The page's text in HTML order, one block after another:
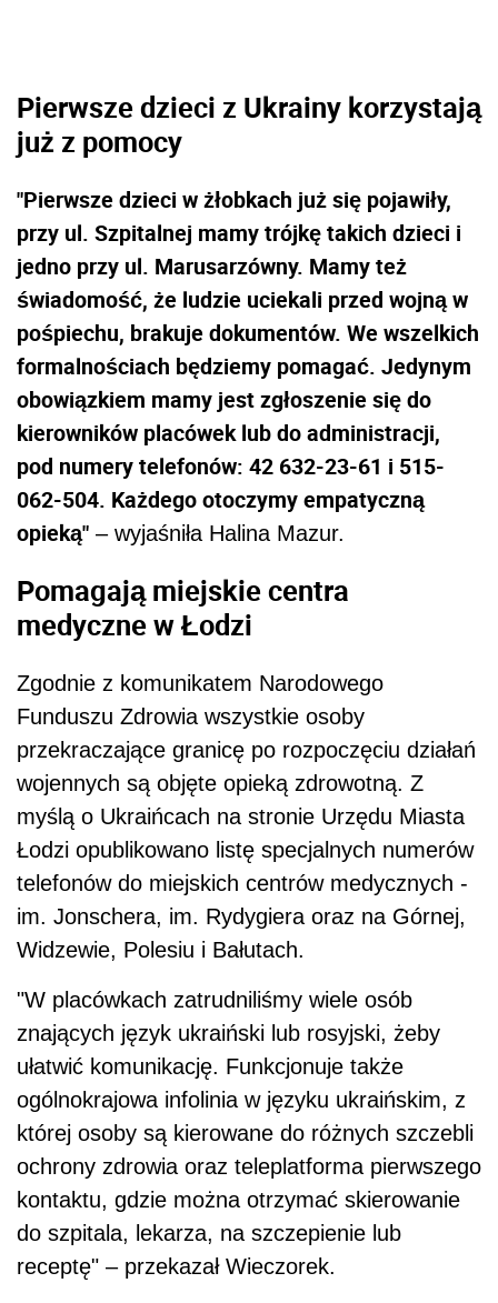
Pierwsze dzieci z Ukrainy korzystają
już z pomocy
"Pierwsze dzieci w żłobkach już się pojawiły,
przy ul. Szpitalnej mamy trójkę takich dzieci i
jedno przy ul. Marusarzówny. Mamy też
świadomość, że ludzie uciekali przed wojną w
pośpiechu, brakuje dokumentów. We wszelkich
formalnościach będziemy pomagać. Jedynym
obowiązkiem mamy jest zgłoszenie się do
kierowników placówek lub do administracji,
pod numery telefonów: 42 632-23-61 i 515-
062-504. Każdego otoczymy empatyczną
opieką" – wyjaśniła Halina Mazur.
Pomagają miejskie centra
medyczne w Łodzi
Zgodnie z komunikatem Narodowego
Funduszu Zdrowia wszystkie osoby
przekraczające granicę po rozpoczęciu działań
wojennych są objęte opieką zdrowotną. Z
myślą o Ukraińcach na stronie Urzędu Miasta
Łodzi opublikowano listę specjalnych numerów
telefonów do miejskich centrów medycznych -
im. Jonschera, im. Rydygiera oraz na Górnej,
Widzewie, Polesiu i Bałutach.
"W placówkach zatrudniliśmy wiele osób
znających język ukraiński lub rosyjski, żeby
ułatwić komunikację. Funkcjonuje także
ogólnokrajowa infolinia w języku ukraińskim, z
której osoby są kierowane do różnych szczebli
ochrony zdrowia oraz teleplatforma pierwszego
kontaktu, gdzie można otrzymać skierowanie
do szpitala, lekarza, na szczepienie lub
receptę" – przekazał Wieczorek.